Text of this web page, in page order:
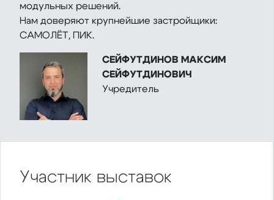
модульных решений.
Нам доверяют крупнейшие застройщики:
САМОЛЁТ, ПИК.
СЕЙФУТДИНОВ МАКСИМ
СЕЙФУТДИНОВИЧ
Учредитель
Участник выставок